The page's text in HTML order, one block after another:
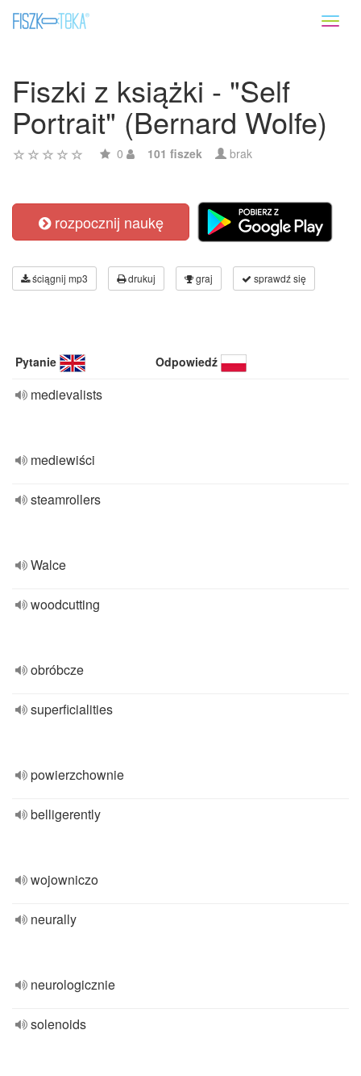
Fiszki z książki - "Self
Portrait" (Bernard Wolfe)
0 101 fiszek brak
rozpocznij naukę
ściągnij mp3 drukuj graj sprawdź się
Pytanie Odpowiedź
medievalists
mediewiści
steamrollers
Walce
woodcutting
obróbcze
superficialities
powierzchownie
belligerently
wojowniczo
neurally
neurologicznie
solenoids